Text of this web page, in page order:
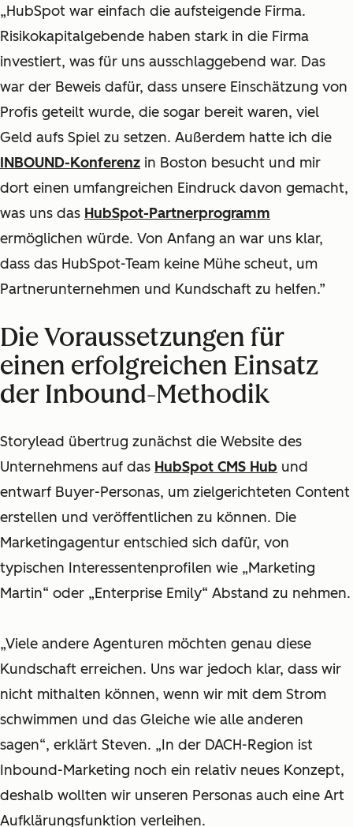
„HubSpot war einfach die aufsteigende Firma.
Risikokapitalgebende haben stark in die Firma
investiert, was für uns ausschlaggebend war. Das
war der Beweis dafür, dass unsere Einschätzung von
Profis geteilt wurde, die sogar bereit waren, viel
Geld aufs Spiel zu setzen. Außerdem hatte ich die
INBOUND-Konferenz in Boston besucht und mir
dort einen umfangreichen Eindruck davon gemacht,
was uns das HubSpot-Partnerprogramm
ermöglichen würde. Von Anfang an war uns klar,
dass das HubSpot-Team keine Mühe scheut, um
Partnerunternehmen und Kundschaft zu helfen.”
Die Voraussetzungen für
einen erfolgreichen Einsatz
der Inbound-Methodik
Storylead übertrug zunächst die Website des
Unternehmens auf das HubSpot CMS Hub und
entwarf Buyer-Personas, um zielgerichteten Content
erstellen und veröffentlichen zu können. Die
Marketingagentur entschied sich dafür, von
typischen Interessentenprofilen wie „Marketing
Martin“ oder „Enterprise Emily“ Abstand zu nehmen.
„Viele andere Agenturen möchten genau diese
Kundschaft erreichen. Uns war jedoch klar, dass wir
nicht mithalten können, wenn wir mit dem Strom
schwimmen und das Gleiche wie alle anderen
sagen“, erklärt Steven. „In der DACH-Region ist
Inbound-Marketing noch ein relativ neues Konzept,
deshalb wollten wir unseren Personas auch eine Art
Aufklärungsfunktion verleihen.